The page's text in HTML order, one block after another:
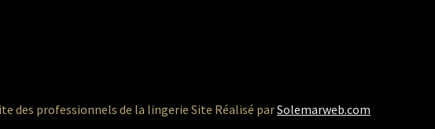
des professionnels de la lingerie Site Réalisé parSolemarweb.com